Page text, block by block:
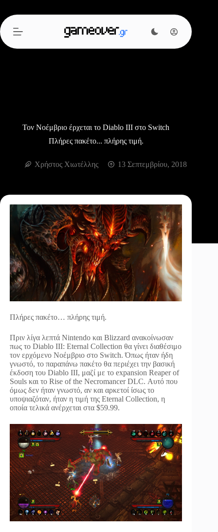
περιεχόμενο
Τον Νοέμβριο έρχεται το Diablo III στο Switch
Πλήρες πακέτο... πλήρης τιμή.
Χρήστος Χιωτέλλης 13 Σεπτεμβρίου, 2018
Πλήρες πακέτο… πλήρης τιμή.
Πριν λίγα λεπτά Nintendo και Blizzard ανακοίνωσαν
πως το Diablo III: Eternal Collection θα γίνει διαθέσιμο
τον ερχόμενο Νοέμβριο στο Switch. Όπως ήταν ήδη
γνωστό, το παραπάνω πακέτο θα περιέχει την βασική
έκδοση του Diablo III, μαζί με το expansion Reaper of
Souls και το Rise of the Necromancer DLC. Αυτό που
όμως δεν ήταν γνωστό, αν και αρκετοί ίσως το
υποψιαζόταν, ήταν η τιμή της Eternal Collection, η
οποία τελικά ανέρχεται στα $59.99.